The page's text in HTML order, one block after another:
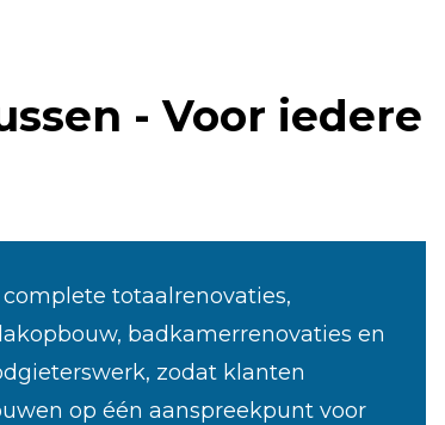
- Voor iedere
totaalrenovaties,
badkamerrenovaties en
zodat klanten
op één aanspreekpunt voor